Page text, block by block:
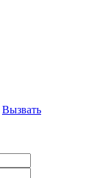
Вызвать